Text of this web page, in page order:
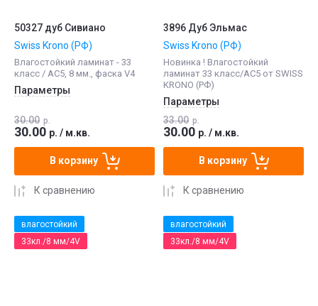
50327 дуб Сивиано
Swiss Krono (РФ)
Влагостойкий ламинат - 33
класс / АС5, 8 мм., фаска V4
Параметры
30.00 р.
30.00 р. / м.кв.
В корзину
К сравнению
3896 Дуб Эльмас
Swiss Krono (РФ)
Новинка ! Влагостойкий
ламинат 33 класс/АС5 от SWISS
KRONO (РФ)
Параметры
33.00 р.
30.00 р. / м.кв.
В корзину
К сравнению
влагостойкий
33кл./8 мм/4V
влагостойкий
33кл./8 мм/4V